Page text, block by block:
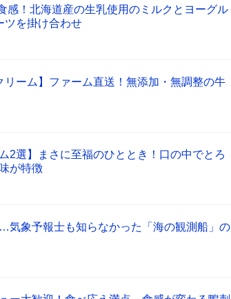
感！北海道産の生乳使用のミルクとヨーグル
ツを掛け合わせ
リーム】ファーム直送！無添加・無調整の牛
2選】まさに至福のひととき！口の中でとろ
が特徴
気象予報士も知らなかった「海の観測船」の